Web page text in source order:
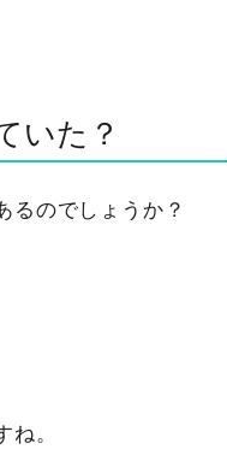
いた？
るのでしょうか？
。